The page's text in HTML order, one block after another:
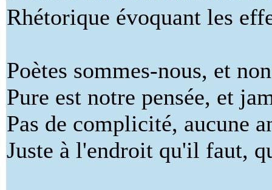
Rhétorique évoquant les
Poètes sommes-nous, et
Pure est notre pensée, et
Pas de complicité, aucune
Juste à l'endroit qu'il faut,